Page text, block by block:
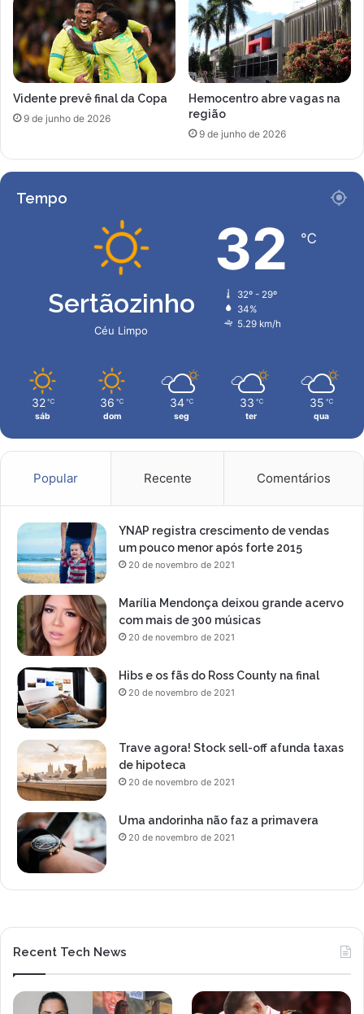
h
o
r
F
i
l
m
a
l
t
o
í
i
Vidente prevê final da Copa
9 de junho de 2026
Hemocentro abre vagas na
região
9 de junho de 2026
Tempo
Sertãozinho
Céu Limpo
32 ℃
32º - 29º
34%
5.29 km/h
32 ℃
sáb
36 ℃
dom
34 ℃
seg
33 ℃
ter
35 ℃
qua
Popular Recente Comentários
YNAP registra crescimento de vendas
um pouco menor após forte 2015
20 de novembro de 2021
Marília Mendonça deixou grande acervo
com mais de 300 músicas
20 de novembro de 2021
Hibs e os fãs do Ross County na final
20 de novembro de 2021
Trave agora! Stock sell-off afunda taxas
de hipoteca
20 de novembro de 2021
Uma andorinha não faz a primavera
20 de novembro de 2021
Recent Tech News